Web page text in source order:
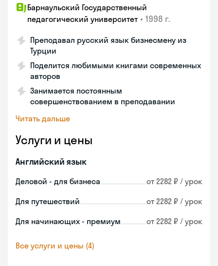
Барнаульский Государственный
педагогический университет • 1998 г.
Преподавал русский язык бизнесмену из
Турции
Поделится любимыми книгами современных
авторов
Занимается постоянным
совершенствованием в преподавании
Читать дальше
Услуги и цены
Английский язык
Деловой - для бизнеса от 2282 ₽ / урок
Для путешествий от 2282 ₽ / урок
Для начинающих - премиум от 2282 ₽ / урок
Все услуги и цены (4)